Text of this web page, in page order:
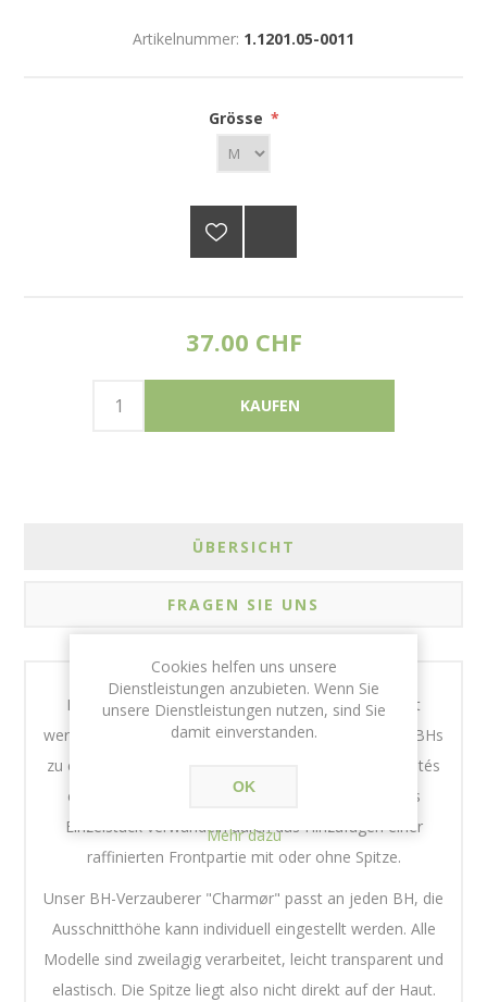
Artikelnummer: 1.1201.05-0011
Grösse *
37.00 CHF
ÜBERSICHT
FRAGEN SIE UNS
Der BH-Aufsatz Charmør kann vielfältig eingesetzt
werden, um die Optik und / oder Funktionalität Ihres BHs
zu erweitern. Er kann die Ausschnitthöhe des Décolletés
erhöhen und einen schlichten BH in ein raffiniertes
Einzelstück verwandeln durch das Hinzufügen einer
raffinierten Frontpartie mit oder ohne Spitze.
Unser BH-Verzauberer "Charmør" passt an jeden BH, die
Ausschnitthöhe kann individuell eingestellt werden. Alle
Modelle sind zweilagig verarbeitet, leicht transparent und
elastisch. Die Spitze liegt also nicht direkt auf der Haut.
Cookies helfen uns unsere
Dienstleistungen anzubieten. Wenn Sie
unsere Dienstleistungen nutzen, sind Sie
damit einverstanden.
OK
Mehr dazu